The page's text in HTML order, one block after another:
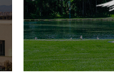
旅游休闲
智能步道